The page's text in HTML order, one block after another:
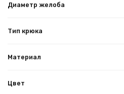
Диаметр желоба
Тип крюка
Материал
Цвет